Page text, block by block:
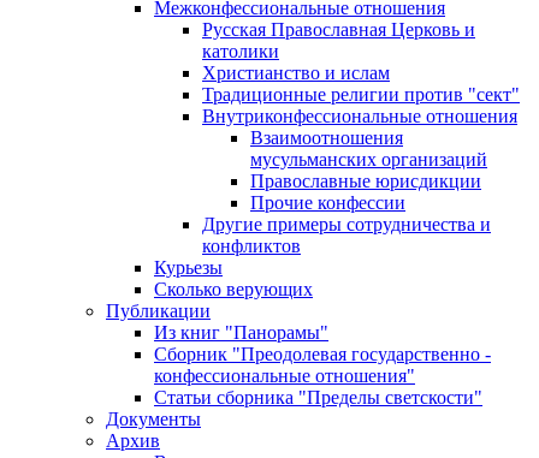
Межконфессиональные отношения
Русская Православная Церковь и
католики
Христианство и ислам
Традиционные религии против "сект"
Внутриконфессиональные отношения
Взаимоотношения
мусульманских организаций
Православные юрисдикции
Прочие конфессии
Другие примеры сотрудничества и
конфликтов
Курьезы
Сколько верующих
Публикации
Из книг "Панорамы"
Сборник "Преодолевая государственно -
конфессиональные отношения"
Статьи сборника "Пределы светскости"
Документы
Архив